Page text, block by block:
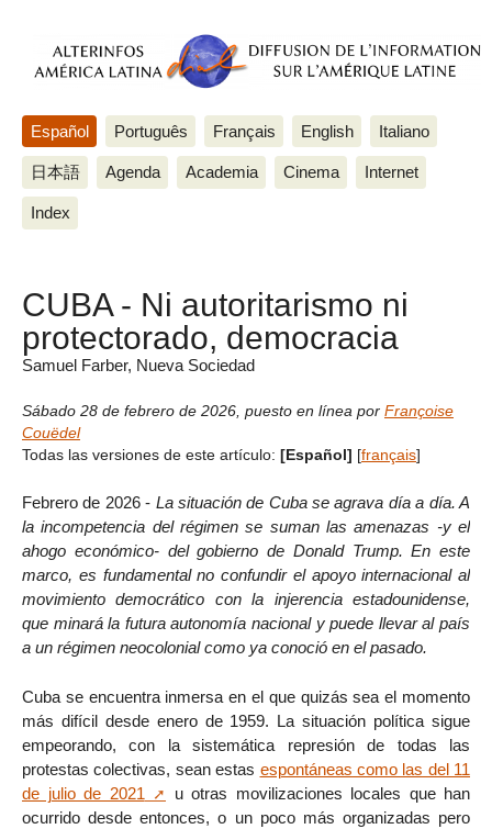
Español Português Français English Italiano
日本語 Agenda Academia Cinema Internet
Index
CUBA - Ni autoritarismo ni
protectorado, democracia
Samuel Farber, Nueva Sociedad
Sábado 28 de febrero de 2026 puesto en línea por Françoise
Couëdel
Todas las versiones de este artículo: [Español] [français]
Febrero de 2026 - La situación de Cuba se agrava día a día. A
la incompetencia del régimen se suman las amenazas -y el
ahogo económico- del gobierno de Donald Trump. En este
marco, es fundamental no confundir el apoyo internacional al
movimiento democrático con la injerencia estadounidense,
que minará la futura autonomía nacional y puede llevar al país
a un régimen neocolonial como ya conoció en el pasado.
Cuba se encuentra inmersa en el que quizás sea el momento
más difícil desde enero de 1959. La situación política sigue
empeorando, con la sistemática represión de todas las
protestas colectivas, sean estas espontáneas como las del 11
de julio de 2021
u otras movilizaciones locales que han
ocurrido desde entonces, o un poco más organizadas pero